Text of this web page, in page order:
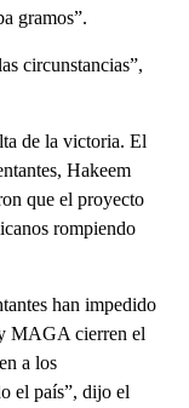
gramos”.
circunstancias”,
de la victoria. El
Hakeem
que el proyecto
rompiendo
han impedido
MAGA cierren el
a los
el país”, dijo el